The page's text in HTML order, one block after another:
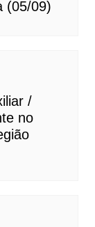
(05/09)
/
no